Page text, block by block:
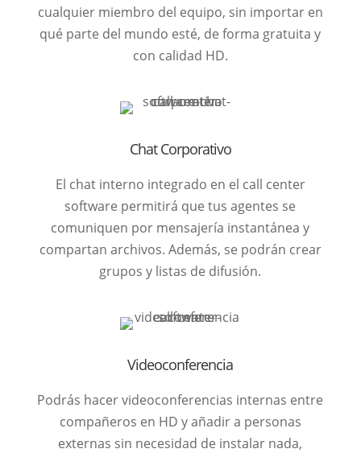
cualquier miembro del equipo, sin importar en
qué parte del mundo esté, de forma gratuita y
con calidad HD.
Chat Corporativo
El chat interno integrado en el call center
software permitirá que tus agentes se
comuniquen por mensajería instantánea y
compartan archivos. Además, se podrán crear
grupos y listas de difusión.
Videoconferencia
Podrás hacer videoconferencias internas entre
compañeros en HD y añadir a personas
externas sin necesidad de instalar nada,